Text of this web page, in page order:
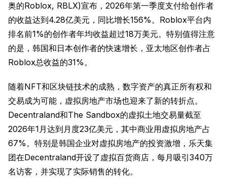
奥的Roblox, RBLX)宣布，2026年第一季度支付给创作者
的收益达到4.28亿美元，同比增长156%。Roblox平台内
排名前1%的创作者年均收益超过18万美元。特别值得注意
的是，韩国和日本创作者的快速增长，亚太地区创作者占
Roblox总收益的31%。
随着NFT和区块链技术的成熟，数字资产的真正所有权和
交易成为可能，虚拟房地产市场也迎来了新的转折点。
Decentraland和The Sandbox的虚拟土地交易量截至
2026年1月达到月度23亿美元，其中商业用虚拟房地产占
67%。特别是韩国企业对虚拟房地产的投资激增，乐天集
团在Decentraland开设了虚拟百货商店，每月吸引340万
名访客，并实现了实际销售的转化。